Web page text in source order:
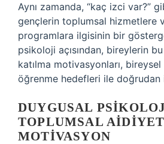
Aynı zamanda, “kaç izci var?”
gençlerin toplumsal hizmetlere
programlara ilgisinin bir
psikoloji açısından, bireylerin
katılma motivasyonları,
öğrenme hedefleri ile doğrudan
DUYGUSAL
TOPLUMSAL
MOTIVASYON